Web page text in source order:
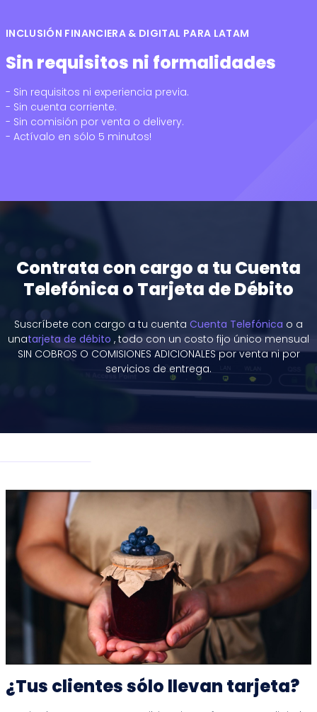
INCLUSIÓN FINANCIERA & DIGITAL PARA LATAM
Sin requisitos ni formalidades
- Sin requisitos ni experiencia previa.
- Sin cuenta corriente.
- Sin comisión por venta o delivery.
- Actívalo en sólo 5 minutos!
Contrata con cargo a tu Cuenta
Telefónica o Tarjeta de Débito
Suscríbete con cargo a tu cuenta Cuenta Telefónica o a
unatarjeta de débito , todo con un costo fijo único mensual
SIN COBROS O COMISIONES ADICIONALES por venta ni por
servicios de entrega.
¿Tus clientes sólo llevan tarjeta?